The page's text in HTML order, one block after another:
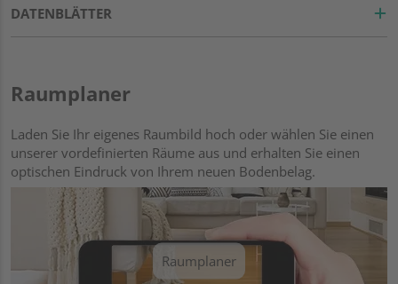
DATENBLÄTTER
Raumplaner
Laden Sie Ihr eigenes Raumbild hoch oder wählen Sie einen
unserer vordefinierten Räume aus und erhalten Sie einen
optischen Eindruck von Ihrem neuen Bodenbelag.
Raumplaner